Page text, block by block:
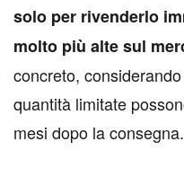
solo per rivenderlo
molto più alte sul
concreto,
quantità limitate
mesi dopo la consegna.